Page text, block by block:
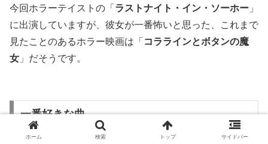
今回ホラーテイストの「 ラストナイト・イン・ソーホー 」
に出演していますが、彼女が一番怖いと思った、これまで
見たことのあるホラー映画は「 コララインとボタンの魔
女 」だそうです。
一番好きな曲
ホーム 検索 トップ サイドバー